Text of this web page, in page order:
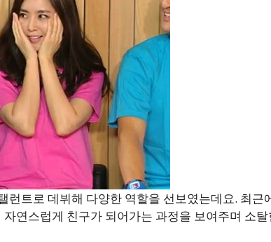
런트로 데뷔해 다양한 역할을 선보였는데요. 최근
자연스럽게 친구가 되어가는 과정을 보여주며 소